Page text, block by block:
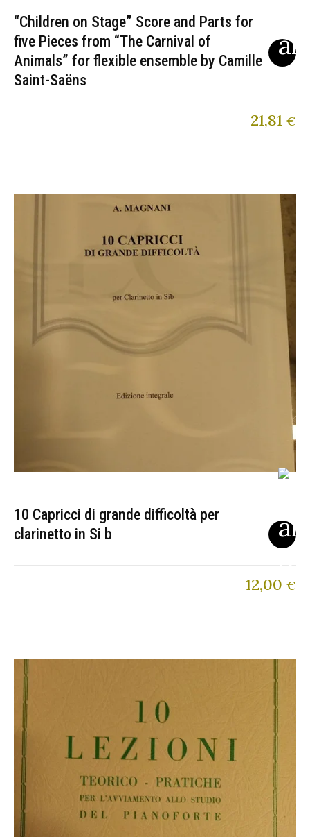
“Children on Stage” Score and Parts for
five Pieces from “The Carnival of
Animals” for flexible ensemble by Camille
Saint-Saëns
21,81 €
10 Capricci di grande difficoltà per
clarinetto in Si b
12,00 €